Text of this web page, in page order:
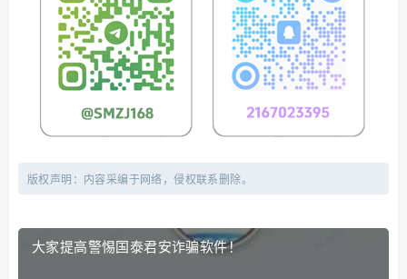
版权声明：内容采编于网络，侵权联系删除。
大家提高警惕国泰君安诈骗软件！